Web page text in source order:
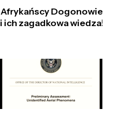
Afrykańscy Dogonowie
i ich zagadkowa wiedza!